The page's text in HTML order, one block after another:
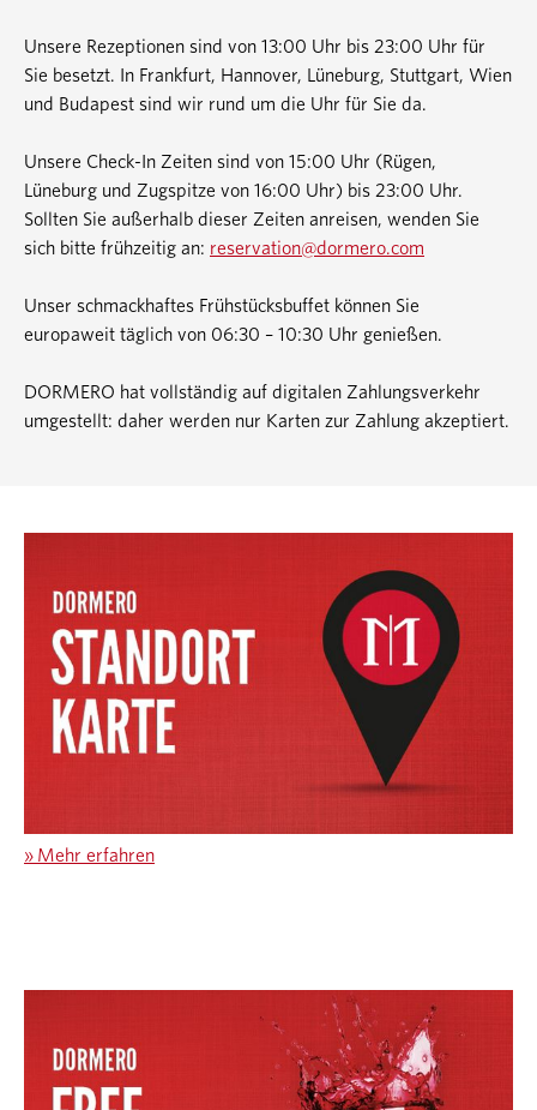
Unsere Rezeptionen sind von 13:00 Uhr bis 23:00 Uhr für
Sie besetzt. In Frankfurt, Hannover, Lüneburg, Stuttgart, Wien
und Budapest sind wir rund um die Uhr für Sie da.
Unsere Check-In Zeiten sind von 15:00 Uhr (Rügen,
Lüneburg und Zugspitze von 16:00 Uhr) bis 23:00 Uhr.
Sollten Sie außerhalb dieser Zeiten anreisen, wenden Sie
sich bitte frühzeitig an: reservation@dormero.com
Unser schmackhaftes Frühstücksbuffet können Sie
europaweit täglich von 06:30 – 10:30 Uhr genießen.
DORMERO hat vollständig auf digitalen Zahlungsverkehr
umgestellt: daher werden nur Karten zur Zahlung akzeptiert.
» Mehr erfahren